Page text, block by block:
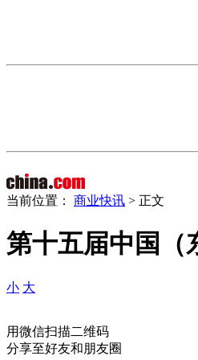
当前位置： 商业快讯 > 正文
第十五届中国（
小 大
用微信扫描二维码
分享至好友和朋友圈